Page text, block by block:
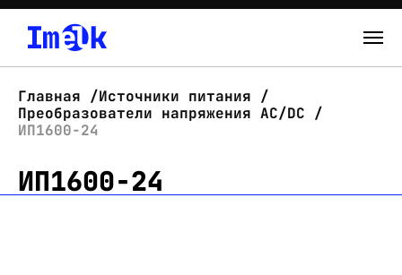
О нас
Главная
Источники питания
Преобразователи напряжения AC/DC
ИП1600-24
ИП1600-24